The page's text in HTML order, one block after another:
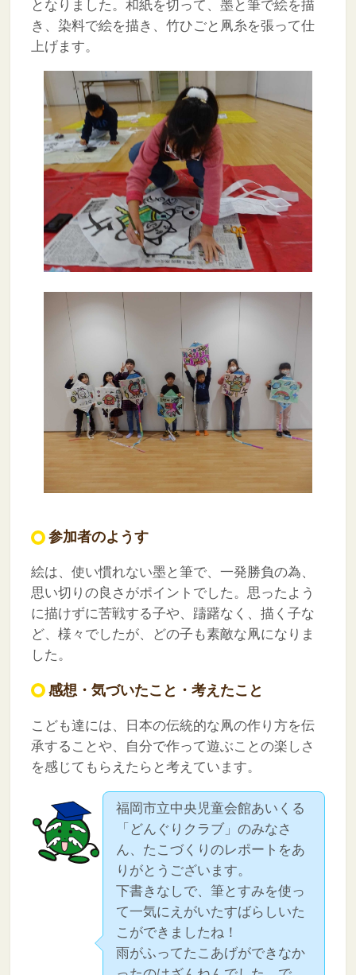
となりました。和紙を切って、墨と筆で絵を描
き、染料で絵を描き、竹ひごと凧糸を張って仕
上げます。
参加者のようす
絵は、使い慣れない墨と筆で、一発勝負の為、
思い切りの良さがポイントでした。思ったよう
に描けずに苦戦する子や、躊躇なく、描く子な
ど、様々でしたが、どの子も素敵な凧になりま
した。
感想・気づいたこと・考えたこと
こども達には、日本の伝統的な凧の作り方を伝
承することや、自分で作って遊ぶことの楽しさ
を感じてもらえたらと考えています。
福岡市立中央児童会館あいくる
「どんぐりクラブ」のみなさ
ん、たこづくりのレポートをあ
りがとうございます。
下書きなしで、筆とすみを使っ
て一気にえがいたすばらしいた
こができましたね！
雨がふってたこあげができなか